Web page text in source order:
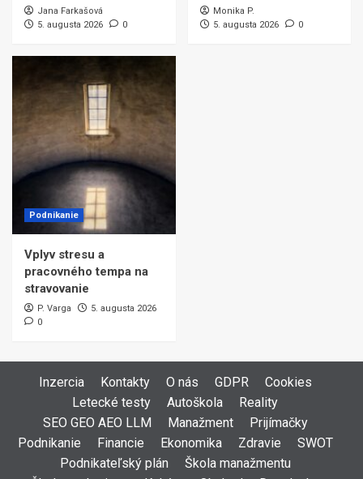
Jana Farkašová
5. augusta 2026
0
Monika P.
5. augusta 2026
0
Podnikanie
Vplyv stresu a
pracovného tempa na
stravovanie
P. Varga
5. augusta 2026
0
Inzercia Kontakty O nás GDPR
Cookies
Letecké testy
Autoškola
Reality
SEO GEO AEO LLM
Manažment
Prijímačky
Podnikanie
Financie Ekonomika Zdravie
SWOT
Podnikateľský plán
Škola manažmentu